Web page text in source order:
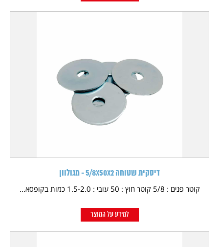
דיסקית שטוחה 5/8X50X2 - מגולוון
קוטר פנים : 5/8 קוטר חוץ : 50 עובי : 1.5-2.0 כמות בקופסא...
למידע על המוצר